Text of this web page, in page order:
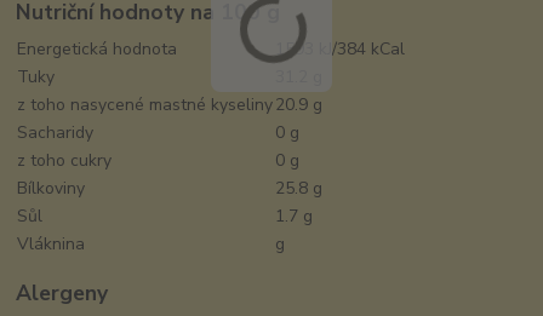
Nutriční hodnoty na 100 g
Energetická hodnota
1593 kJ/384 kCal
Tuky
z toho nasycené mastné kyseliny20.9 g
Sacharidy
0 g
z toho cukry
0 g
Bílkoviny
25.8 g
Sůl
1.7 g
Vláknina
g
Alergeny